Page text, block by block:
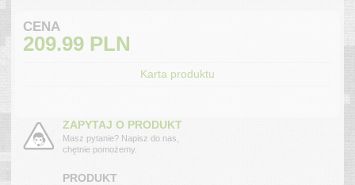
CENA
209.99 PLN
Karta produktu
ZAPYTAJ O PRODUKT
Masz pytanie? Napisz do nas,
chętnie pomożemy.
PRODUKT